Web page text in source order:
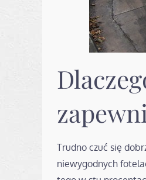
Trudno czuć się
niewygodnych